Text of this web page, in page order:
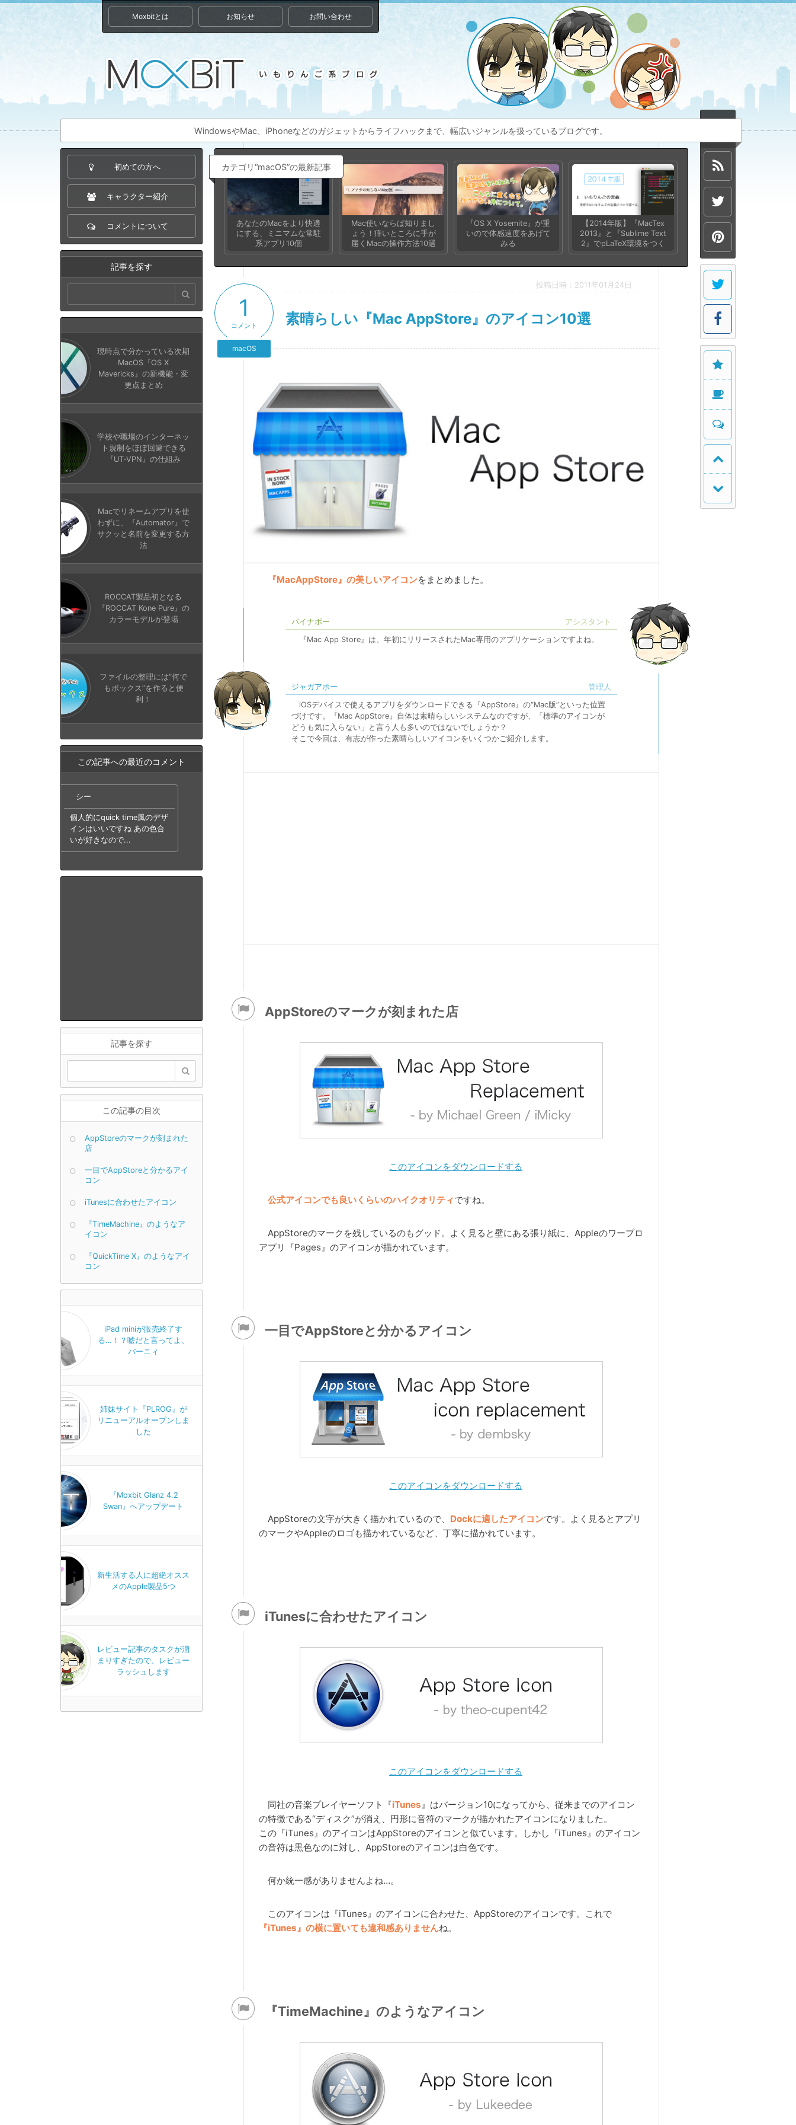
Moxbitとは お知らせ お問い合わせ
WindowsやMac、iPhoneなどのガジェットからライフハックまで、幅広いジャンルを扱っているブログです。
初めての方へ
キャラクター紹介
コメントについて
記事を探す
現時点で分かっている次期
MacOS『OS X
Mavericks』の新機能・変
更点まとめ
学校や職場のインターネッ
ト規制をほぼ回避できる
『UT-VPN』の仕組み
Macでリネームアプリを使
わずに、『Automator』で
サクッと名前を変更する方
法
ROCCAT製品初となる
『ROCCAT Kone Pure』の
カラーモデルが登場
ファイルの整理には“何で
もボックス”を作ると便
利！
この記事への最近のコメント
シー
個人的にquick time風のデザ
インはいいですね あの色合
いが好きなので...
記事を探す
この記事の目次
AppStoreのマークが刻まれた
店
一目でAppStoreと分かるアイ
コン
iTunesに合わせたアイコン
『TimeMachine』のようなア
イコン
『QuickTime X』のようなアイ
コン
iPad miniが販売終了す
る…！？嘘だと言ってよ、
バーニィ
姉妹サイト『PLROG』が
リニューアルオープンしま
した
『Moxbit Glanz 4.2
Swan』へアップデート
新生活する人に超絶オスス
メのApple製品5つ
レビュー記事のタスクが溜
まりすぎたので、レビュー
ラッシュします
カテゴリ“macOS”の最新記事
あなたのMacをより快適
にする、ミニマムな常駐
系アプリ10個
Mac使いならば知りまし
ょう！痒いところに手が
届くMacの操作方法10選
『OS X Yosemite』が重
いので体感速度をあげて
みる
【2014年版】『MacTex
2013』と『Sublime Text
2』でpLaTeX環境をつく
る
投稿日時：2011年01月24日
素晴らしい『Mac AppStore』のアイコン10選
1
コメント
macOS
『MacAppStore』の美しいアイコンをまとめました。
パイナポー
『Mac App Store』は、年初にリリースされたMac専用のアプリケーションですよね。
ジャガアポー
iOSデバイスで使えるアプリをダウンロードできる『AppStore』の“Mac版”といった位置
づけです。『Mac AppStore』自体は素晴らしいシステムなのですが、「標準のアイコンが
どうも気に入らない」と言う人も多いのではないでしょうか？
そこで今回は、有志が作った素晴らしいアイコンをいくつかご紹介します。
AppStoreのマークが刻まれた店
このアイコンをダウンロードする
公式アイコンでも良いくらいのハイクオリティですね。
AppStoreのマークを残しているのもグッド。よく見ると壁にある張り紙に、Appleのワープロ
アプリ『Pages』のアイコンが描かれています。
一目でAppStoreと分かるアイコン
このアイコンをダウンロードする
AppStoreの文字が大きく描かれているので、 Dockに適したアイコンです。よく見るとアプリ
のマークやAppleのロゴも描かれているなど、丁寧に描かれています。
iTunesに合わせたアイコン
このアイコンをダウンロードする
同社の音楽プレイヤーソフト『iTunes』はバージョン10になってから、従来までのアイコン
の特徴である“ディスク”が消え、円形に音符のマークが描かれたアイコンになりました。
この『iTunes』のアイコンはAppStoreのアイコンと似ています。しかし『iTunes』のアイコン
の音符は黒色なのに対し、AppStoreのアイコンは白色です。
何か統一感がありませんよね…。
このアイコンは『iTunes』のアイコンに合わせた、AppStoreのアイコンです。これで
『iTunes』の横に置いても違和感ありませんね。
『TimeMachine』のようなアイコン